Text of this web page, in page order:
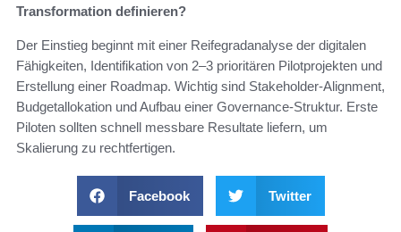
Transformation definieren?
Der Einstieg beginnt mit einer Reifegradanalyse der digitalen
Fähigkeiten, Identifikation von 2–3 prioritären Pilotprojekten und
Erstellung einer Roadmap. Wichtig sind Stakeholder-Alignment,
Budgetallokation und Aufbau einer Governance-Struktur. Erste
Piloten sollten schnell messbare Resultate liefern, um
Skalierung zu rechtfertigen.
Facebook Twitter